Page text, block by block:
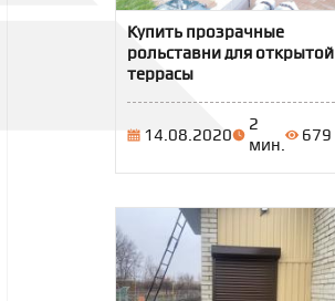
Купить прозрачные
рольставни для открытой
террасы
14.08.2020
2
мин.
679